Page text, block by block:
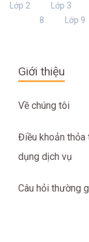
Lớp 2 Lớp 3
8
Lớp 9
Giới thiệu
Về chúng tôi
Điều khoản thỏa
dụng dịch vụ
Câu hỏi thường